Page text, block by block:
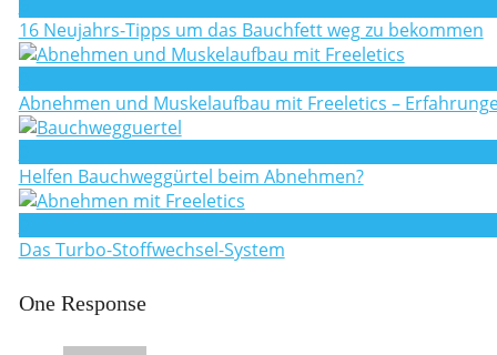
16 Neujahrs-Tipps um das Bauchfett weg zu bekommen
Abnehmen und Muskelaufbau mit Freeletics –
Helfen Bauchweggürtel beim Abnehmen?
Das Turbo-Stoffwechsel-System
One Response